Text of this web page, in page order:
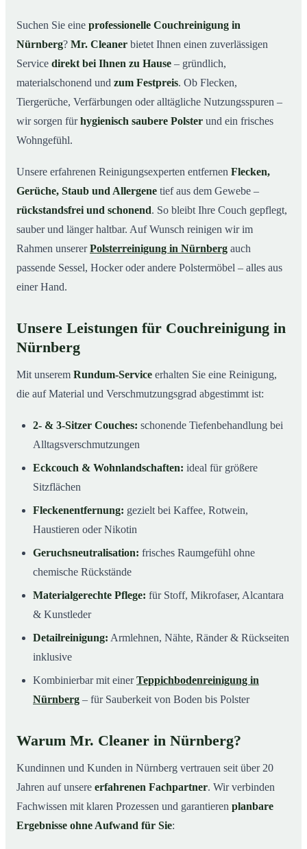
03 Warum Mr. Cleaner in Nürnberg?
04So läuft Ihre Couchreinigung in Nürnberg ab
05 Couchreinigung in Nürnberg & Umgebung
So wird Ihre Couch in Nürnberg gründlich gereinigt
Suchen Sie eine professionelle Couchreinigung in
Nürnberg? Mr. Cleaner bietet Ihnen einen zuverlässigen
Service direkt bei Ihnen zu Hause – gründlich,
materialschonend und zum Festpreis. Ob Flecken,
Tiergerüche, Verfärbungen oder alltägliche Nutzungsspuren –
wir sorgen fürhygienisch saubere Polster und ein frisches
Wohngefühl.
Unsere erfahrenen Reinigungsexperten entfernen Flecken,
Gerüche, Staub und Allergene tief aus dem Gewebe –
rückstandsfrei und schonend. So bleibt Ihre Couch gepflegt,
sauber und länger haltbar. Auf Wunsch reinigen wir im
Rahmen unsererPolsterreinigung in Nürnberg auch
passende Sessel, Hocker oder andere Polstermöbel – alles aus
einer Hand.
Unsere Leistungen für Couchreinigung in
Nürnberg
Mit unserem Rundum-Service erhalten Sie eine Reinigung,
die auf Material und Verschmutzungsgrad abgestimmt ist:
2- & 3-Sitzer Couches: schonende Tiefenbehandlung bei
Alltagsverschmutzungen
Eckcouch & Wohnlandschaften: ideal für größere
Sitzflächen
Fleckenentfernung: gezielt bei Kaffee, Rotwein,
Haustieren oder Nikotin
Geruchsneutralisation: frisches Raumgefühl ohne
chemische Rückstände
Materialgerechte Pflege: für Stoff, Mikrofaser, Alcantara
& Kunstleder
Detailreinigung: Armlehnen, Nähte, Ränder & Rückseiten
inklusive
Kombinierbar mit einerTeppichbodenreinigung in
Nürnberg – für Sauberkeit von Boden bis Polster
Warum Mr. Cleaner in Nürnberg?
Kundinnen und Kunden in Nürnberg vertrauen seit über 20
Jahren auf unsere erfahrenen Fachpartner. Wir verbinden
Fachwissen mit klaren Prozessen und garantieren planbare
Ergebnisse ohne Aufwand für Sie: